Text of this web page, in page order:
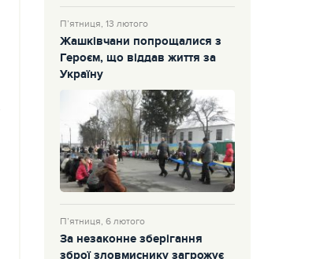
П’ятниця, 13 лютого
Жашківчани попрощалися з
Героєм, що віддав життя за
Україну
П’ятниця, 6 лютого
За незаконне зберігання
зброї зловмиснику загрожує